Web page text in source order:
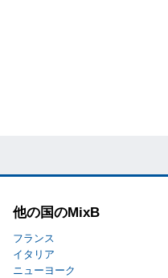
他の国のMixB
フランス
イタリア
ニューヨーク